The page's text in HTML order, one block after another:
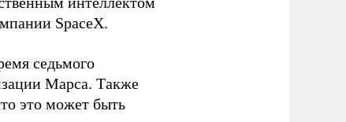
SpaceX.
седьмого
Марса. Также
это может быть